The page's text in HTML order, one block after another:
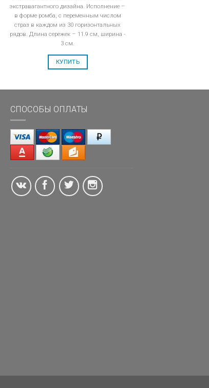
экстравагантного дизайна. Исполнение –
в форме ромба, с переменным числом
страз в каждом из 30 горизонтальных
рядов. Длина сережек – 11.9 см, ширина -
3 см.
КУПИТЬ
СПОСОБЫ ОПЛАТЫ